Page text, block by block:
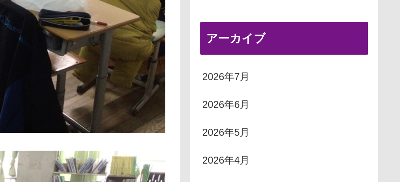
アーカイブ
2026年7月
2026年6月
2026年5月
2026年4月